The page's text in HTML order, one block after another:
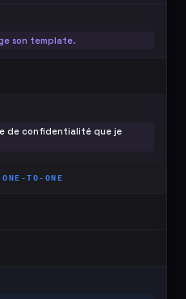
son template.
de confidentialité que je
TO-ONE